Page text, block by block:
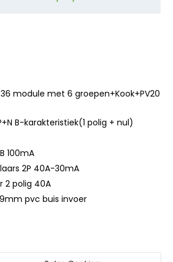
module met 6 groepen+Kook+PV20
B-karakteristiek(1 polig + nul)
100mA
2P 40A-30mA
2 polig 40A
pvc buis invoer